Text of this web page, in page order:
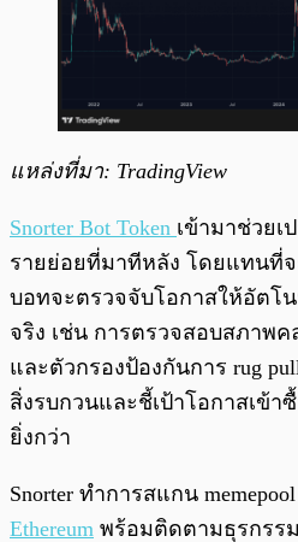
แหล่งที่มา: TradingView
Snorter Bot Token เข้ามาช่วยเ
รายย่อยที่มาทีหลัง โดยแทนที่จ
บอทจะตรวจจับโอกาสให้อัตโ
จริง เช่น การตรวจสอบสภาพ
และตัวกรองป้องกันการ rug
สิ่งรบกวนและชี้เป้าโอกาสเข้า
ยิ่งกว่า
Snorter ทำการสแกน
Ethereum พร้อมติดตามธุรกรร